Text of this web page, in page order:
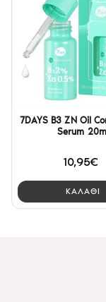
7DAYS B3 ZN Oil
Serum
10,95€
ΚΑΛΑΘΙ